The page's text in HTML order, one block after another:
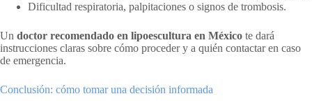
Dificultad respiratoria, palpitaciones o signos de trombosis.
Un doctor recomendado en lipoescultura en México te dará
instrucciones claras sobre cómo proceder y a quién contactar en caso
de emergencia.
Conclusión: cómo tomar una decisión informada